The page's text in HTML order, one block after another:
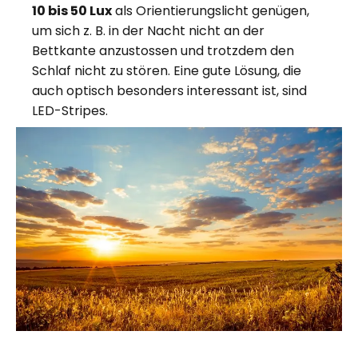
10 bis 50 Luxals Orientierungslicht genügen,
um sich z. B. in der Nacht nicht an der
Bettkante anzustossen und trotzdem den
Schlaf nicht zu stören. Eine gute Lösung, die
auch optisch besonders interessant ist, sind
LED-Stripes.